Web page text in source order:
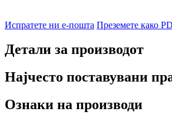
Испратете ни е-пошта Преземете како
Детали за производот
Најчесто поставувани
Ознаки на производи